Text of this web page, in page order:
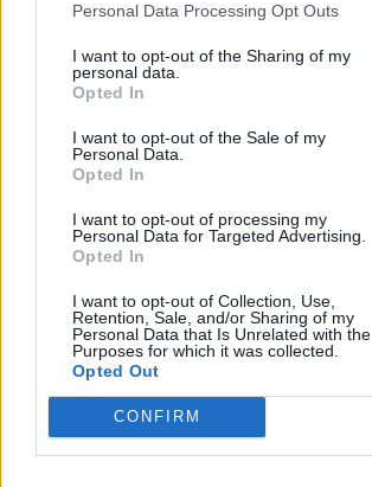
Personal Data Processing Opt Outs
I want to opt-out of the Sharing of my
personal data.
Opted In
I want to opt-out of the Sale of my
Personal Data.
Opted In
I want to opt-out of processing my
Personal Data for Targeted Advertising.
Opted In
I want to opt-out of Collection, Use,
Retention, Sale, and/or Sharing of my
Personal Data that Is Unrelated with the
Purposes for which it was collected.
Opted Out
CONFIRM